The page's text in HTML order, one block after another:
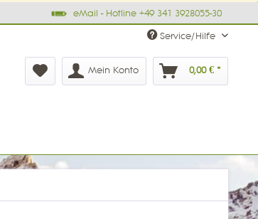
eMail - Hotline +49 341 3928055-30
Service/Hilfe
Mein Konto 0,00 € *